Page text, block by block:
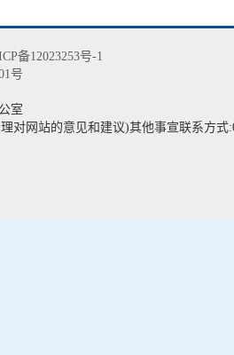
备12023253号-1
号
室
对网站的意见和建议)其他事宣联系方式